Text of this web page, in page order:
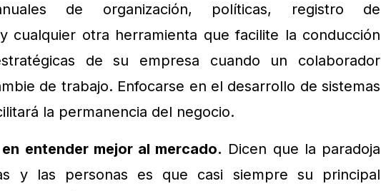
de organización, políticas, registro de
cualquier otra herramienta que facilite la conducción
de su empresa cuando un colaborador
de trabajo. Enfocarse en el desarrollo de sistemas
la permanencia del negocio.
entender mejor al mercado. Dicen que la paradoja
y las personas es que casi siempre su principal